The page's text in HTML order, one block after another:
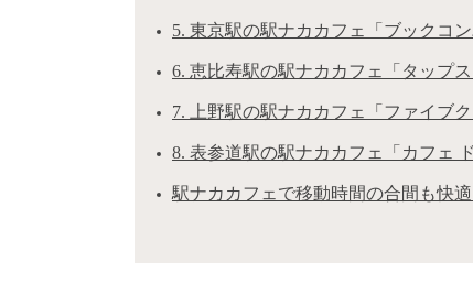
5. 東京駅の駅ナカカフェ「ブックコ
6. 恵比寿駅の駅ナカカフェ「タップス
7. 上野駅の駅ナカカフェ「ファイブ
8. 表参道駅の駅ナカカフェ「カフェ
駅ナカカフェで移動時間の合間も快